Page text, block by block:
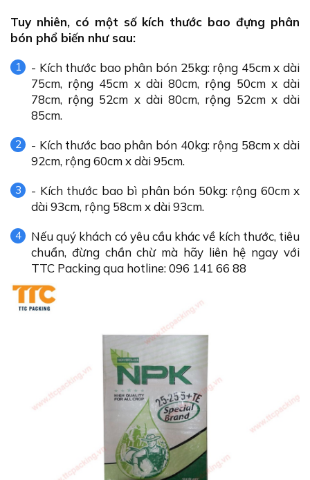
Tuy nhiên, có một số kích thước bao đựng phân
bón phổ biến như sau:
- Kích thước bao phân bón 25kg: rộng 45cm x dài
75cm, rộng 45cm x dài 80cm, rộng 50cm x dài
78cm, rộng 52cm x dài 80cm, rộng 52cm x dài
85cm.
- Kích thước bao phân bón 40kg: rộng 58cm x dài
92cm, rộng 60cm x dài 95cm.
- Kích thước bao bì phân bón 50kg: rộng 60cm x
dài 93cm, rộng 58cm x dài 93cm.
Nếu quý khách có yêu cầu khác về kích thước, tiêu
chuẩn, đừng chần chừ mà hãy liên hệ ngay với
TTC Packing qua hotline: 096 141 66 88